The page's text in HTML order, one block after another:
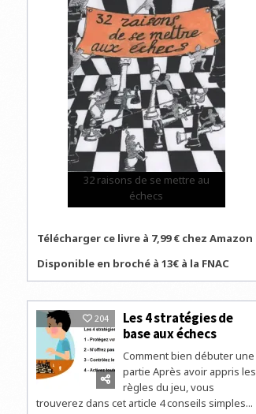
32 raisons de se mettre au
échecs
Télécharger ce livre à 7,99 € chez Amazon
Disponible en broché à 13€ à la FNAC
204
Les 4 stratégies de
base aux échecs
Comment bien débuter une
partie Après avoir appris les
règles du jeu, vous
trouverez dans cet article 4 conseils simples...